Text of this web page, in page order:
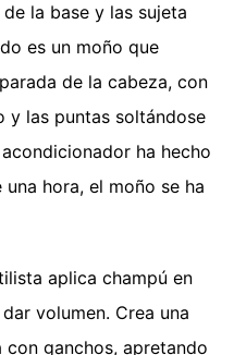
la base y las sujeta
es un moño que
de la cabeza, con
y las puntas soltándose
ha hecho
hora, el moño se ha
aplica champú en
volumen. Crea una
ganchos, apretando